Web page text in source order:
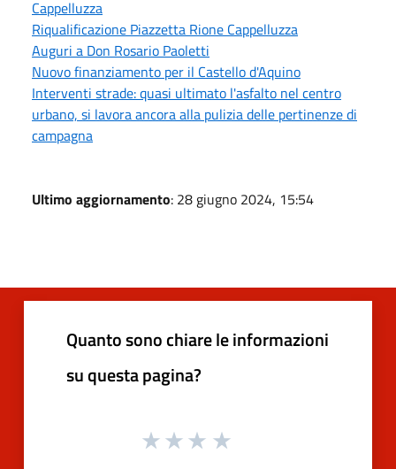
Cappelluzza
Riqualificazione Piazzetta Rione Cappelluzza
Auguri a Don Rosario Paoletti
Nuovo finanziamento per il Castello d'Aquino
Interventi strade: quasi ultimato l'asfalto nel centro
urbano, si lavora ancora alla pulizia delle pertinenze di
campagna
Ultimo aggiornamento: 28 giugno 2024, 15:54
Quanto sono chiare le informazioni
su questa pagina?